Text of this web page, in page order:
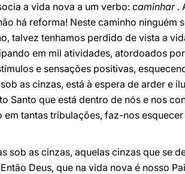
a vida nova a um verbo:caminhar.
há reforma! Neste caminho
talvez tenhamos perdido de vista a
em mil atividades, atordoados
e sensações positivas,
as cinzas, está à espera de arder e
Santo que está dentro de nós e nos
em tantas tribulações, faz-nos
sob as cinzas, aquelas cinzas que se
Deus, que na vida nova é nosso